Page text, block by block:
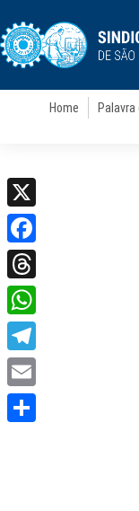
Home
X
Facebook
Threads
WhatsApp
Telegram
Email